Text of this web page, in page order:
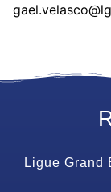
Ligue Grand